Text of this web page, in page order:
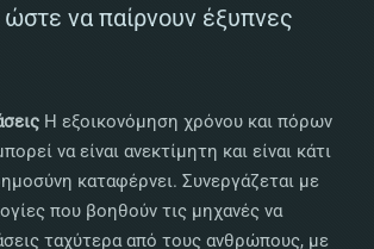
να παίρνουν έξυπνες
Η εξοικονόμηση χρόνου και πόρων
να είναι ανεκτίμητη και είναι κάτι
καταφέρνει. Συνεργάζεται με
που βοηθούν τις μηχανές να
ταχύτερα από τους ανθρώπους, με